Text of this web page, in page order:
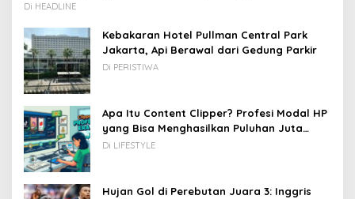
Di HEADLINE
Kebakaran Hotel Pullman Central Park
Jakarta, Api Berawal dari Gedung Parkir
Di PERISTIWA
Apa Itu Content Clipper? Profesi Modal HP
yang Bisa Menghasilkan Puluhan Juta
Rupiah
Di LIFESTYLE
Hujan Gol di Perebutan Juara 3: Inggris